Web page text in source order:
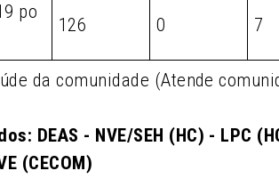
po
126 0 7
da comunidade (Atende
DEAS - NVE/SEH (HC) - LPC
(CECOM)